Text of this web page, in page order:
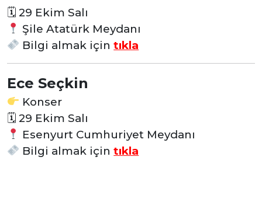
🗓 29 Ekim Salı
Şile Atatürk Meydanı
Bilgi almak için tıkla
Ece Seçkin
Konser
🗓 29 Ekim Salı
Esenyurt Cumhuriyet Meydanı
Bilgi almak için tıkla